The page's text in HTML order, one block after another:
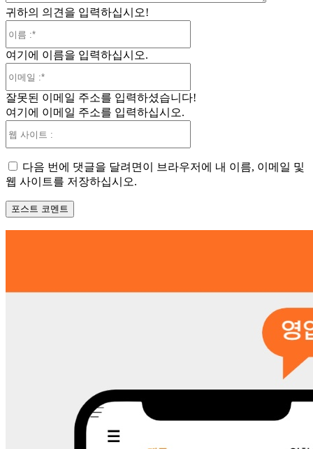
귀하의 의견을 입력하십시오!
여기에 이름을 입력하십시오.
일
잘못된 이메일 주소를 입력하셨습니다!
여기에 이메일 주소를 입력하십시오.
트
다음 번에 댓글을 달려면이 브라우저에 내 이름, 이메일 및
웹 사이트를 저장하십시오.